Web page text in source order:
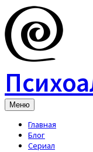
Skip
to
content
Меню
Главная
Блог
Сериал